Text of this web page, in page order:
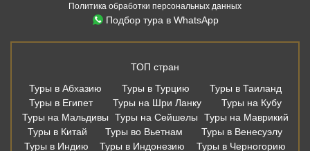
Политика обработки персональных данных
Подбор тура в WhatsApp
ТОП стран
Туры в Абхазию
Туры в Турцию
Туры в Таиланд
Туры в Египет
Туры на Шри Ланку
Туры на Кубу
Туры на Мальдивы
Туры на Сейшелы
Туры на Маврикий
Туры в Китай
Туры во Вьетнам
Туры в Венесуэлу
Туры в Индию
Туры в Индонезию
Туры в Черногорию